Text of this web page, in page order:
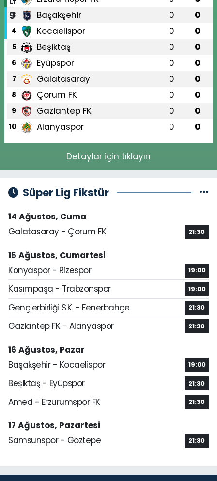
3 Başakşehir 0 0
4 Kocaelispor 0 0
5 Beşiktaş 0 0
6 Eyüpspor 0 0
7 Galatasaray 0 0
8 Çorum FK 0 0
9 Gaziantep FK 0 0
10 Alanyaspor 0 0
Detaylar için tıklayın
Süper Lig Fikstür
14 Ağustos, Cuma
Galatasaray - Çorum FK
21:30
15 Ağustos, Cumartesi
Konyaspor - Rizespor
19:00
Kasımpaşa - Trabzonspor 19:00
Gençlerbirliği S.K. - Fenerbahçe 21:30
Gaziantep FK - Alanyaspor 21:30
16 Ağustos, Pazar
Başakşehir - Kocaelispor
19:00
Beşiktaş - Eyüpspor 21:30
Amed - Erzurumspor FK 21:30
17 Ağustos, Pazartesi
Samsunspor - Göztepe
21:30